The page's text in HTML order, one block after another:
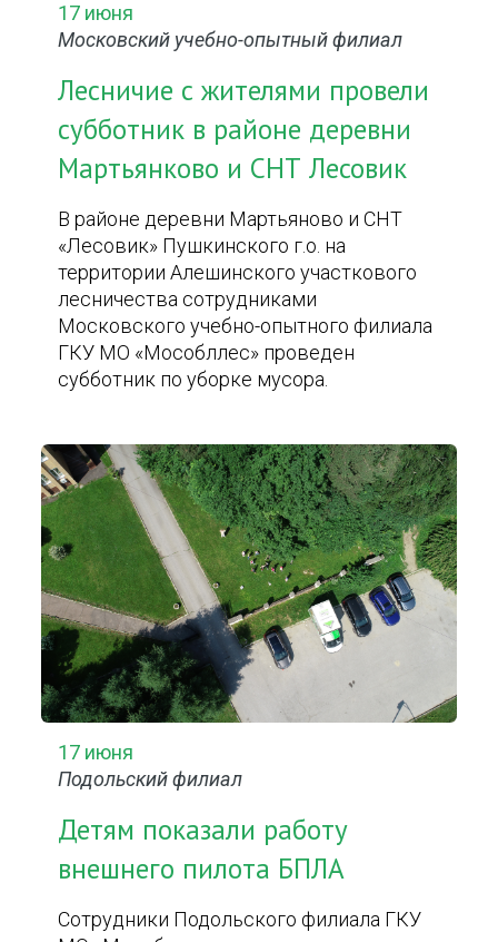
17 июня
Московский учебно-опытный филиал
Лесничие с жителями провели
субботник в районе деревни
Мартьянково и СНТ Лесовик
В районе деревни Мартьяново и СНТ
«Лесовик» Пушкинского г.о. на
территории Алешинского участкового
лесничества сотрудниками
Московского учебно-опытного филиала
ГКУ МО «Мособллес» проведен
субботник по уборке мусора.
17 июня
Подольский филиал
Детям показали работу
внешнего пилота БПЛА
Сотрудники Подольского филиала ГКУ